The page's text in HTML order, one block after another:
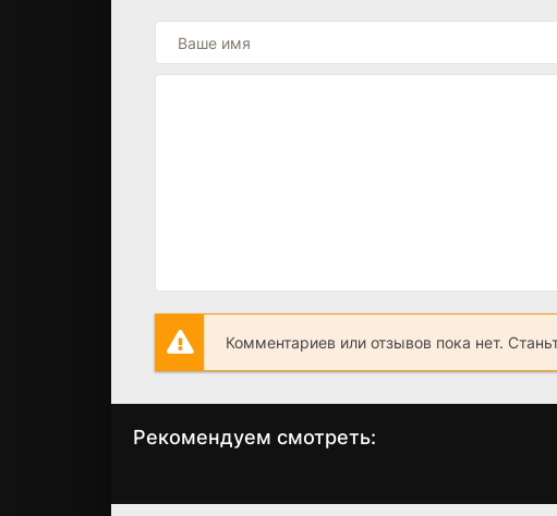
Комментариев или отзывов пока нет.
Рекомендуем смотреть: